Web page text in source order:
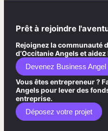
Prêt à rejoindre
Rejoignez la communauté
d’Occitanie Angels et
Devenez Business Angel
Vous êtes entrepreneur ?
Angels pour lever des
entreprise.
Déposez votre projet